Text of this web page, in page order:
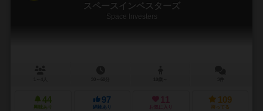
スペースインベスターズ
Space Investers
44
興味あり
97
経験あり
11
お気に入り
109
持ってる